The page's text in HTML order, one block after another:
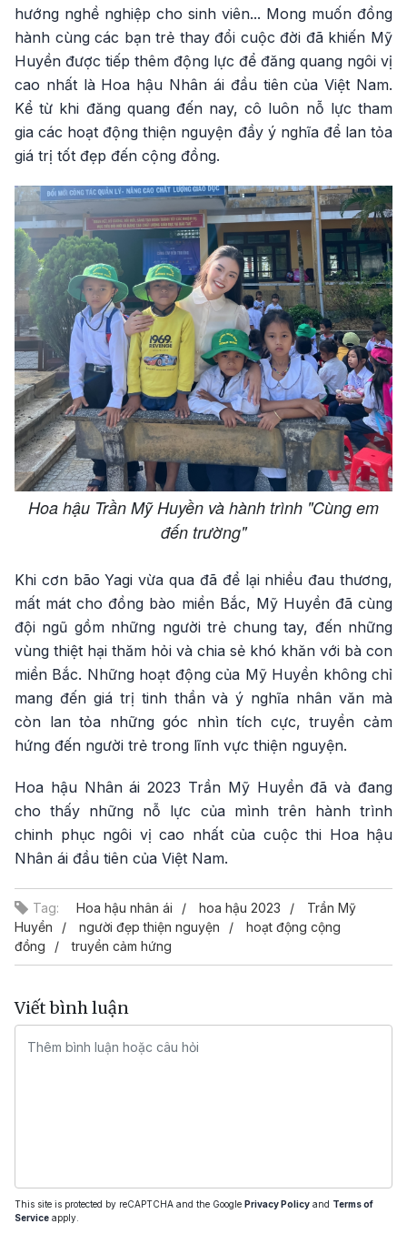
hướng nghề nghiệp cho sinh viên... Mong muốn đồng
hành cùng các bạn trẻ thay đổi cuộc đời đã khiến Mỹ
Huyền được tiếp thêm động lực để đăng quang ngôi vị
cao nhất là Hoa hậu Nhân ái đầu tiên của Việt Nam.
Kể từ khi đăng quang đến nay, cô luôn nỗ lực tham
gia các hoạt động thiện nguyện đầy ý nghĩa để lan tỏa
giá trị tốt đẹp đến cộng đồng.
Hoa hậu Trần Mỹ Huyền và hành trình "Cùng em
đến trường"
Khi cơn bão Yagi vừa qua đã để lại nhiều đau thương,
mất mát cho đồng bào miền Bắc, Mỹ Huyền đã cùng
đội ngũ gồm những người trẻ chung tay, đến những
vùng thiệt hại thăm hỏi và chia sẻ khó khăn với bà con
miền Bắc. Những hoạt động của Mỹ Huyền không chỉ
mang đến giá trị tinh thần và ý nghĩa nhân văn mà
còn lan tỏa những góc nhìn tích cực, truyền cảm
hứng đến người trẻ trong lĩnh vực thiện nguyện.
Hoa hậu Nhân ái 2023 Trần Mỹ Huyền đã và đang
cho thấy những nỗ lực của mình trên hành trình
chinh phục ngôi vị cao nhất của cuộc thi Hoa hậu
Nhân ái đầu tiên của Việt Nam.
Tag: Hoa hậu nhân ái hoa hậu 2023
Trần Mỹ
Huyền
người đẹp thiện nguyện
hoạt động cộng
đồng
truyền cảm hứng
Viết bình luận
This site is protected by reCAPTCHA and the Google Privacy Policy and Terms of
Service apply.